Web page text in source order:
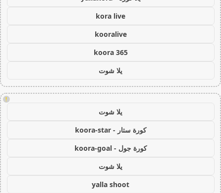
kora live
kooralive
koora 365
يلا شوت
!
يلا شوت
كورة ستار - koora-star
كورة جول - koora-goal
يلا شوت
yalla shoot